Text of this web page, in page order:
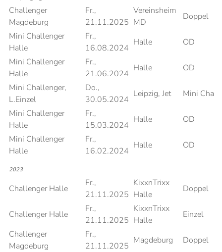
Challenger
Magdeburg
Fr.,
21.11.2025
Vereinsheim
MD
Doppel
Mini Challenger
Halle
Fr.,
16.08.2024
Halle
OD
Mini Challenger
Halle
Fr.,
21.06.2024
Halle
OD
Mini Challenger,
L.Einzel
Do.,
30.05.2024
Leipzig, Jet
Mini
Mini Challenger
Halle
Fr.,
15.03.2024
Halle
OD
Mini Challenger
Halle
Fr.,
16.02.2024
Halle OD
2023
Challenger Halle
Fr.,
21.11.2025
KixxnTrixx
Halle
Doppel
Challenger Halle
Fr.,
21.11.2025
KixxnTrixx
Halle
Einzel
Challenger
Magdeburg
Fr.,
21.11.2025
Magdeburg Doppel